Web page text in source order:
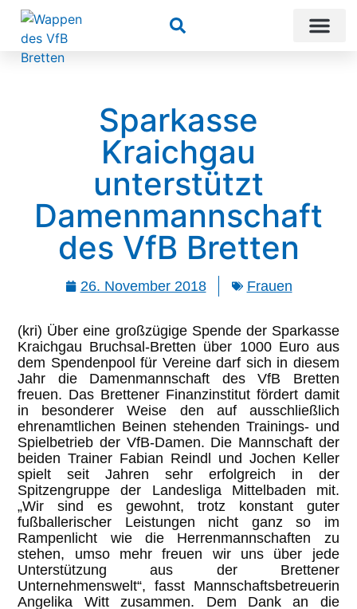
Suchen
Sparkasse
Kraichgau
unterstützt
Damenmannschaft
des VfB Bretten
26. November 2018 Frauen
(kri) Über eine großzügige Spende der Sparkasse
Kraichgau Bruchsal-Bretten über 1000 Euro aus
dem Spendenpool für Vereine darf sich in diesem
Jahr die Damenmannschaft des VfB Bretten
freuen. Das Brettener Finanzinstitut fördert damit
in besonderer Weise den auf ausschließlich
ehrenamtlichen Beinen stehenden Trainings- und
Spielbetrieb der VfB-Damen. Die Mannschaft der
beiden Trainer Fabian Reindl und Jochen Keller
spielt seit Jahren sehr erfolgreich in der
Spitzengruppe der Landesliga Mittelbaden mit.
„Wir sind es gewohnt, trotz konstant guter
fußballerischer Leistungen nicht ganz so im
Rampenlicht wie die Herrenmannschaften zu
stehen, umso mehr freuen wir uns über jede
Unterstützung aus der Brettener
Unternehmenswelt“, fasst Mannschaftsbetreuerin
Angelika Witt zusammen. Dem Dank an die